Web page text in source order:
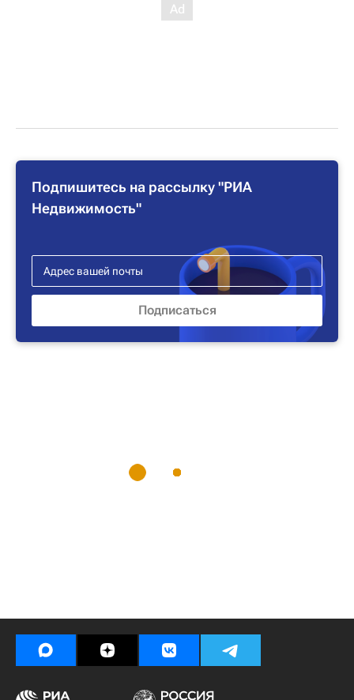
Подпишитесь на рассылку "РИА
Недвижимость"